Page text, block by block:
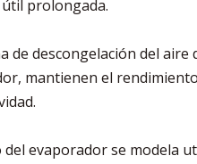
prolongada.
de descongelación del
mantienen el
del evaporador se modela